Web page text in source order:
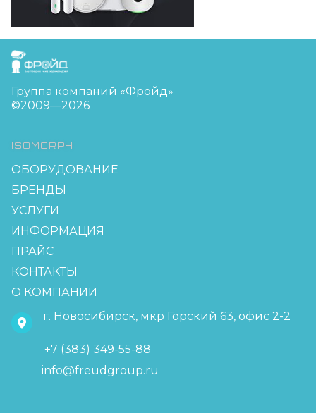
FreudGroup
Группа компаний «Фройд»
©2009—2026
ISOMORPH
ОБОРУДОВАНИЕ
БРЕНДЫ
УСЛУГИ
ИНФОРМАЦИЯ
ПРАЙС
КОНТАКТЫ
О КОМПАНИИ
г. Новосибирск, мкр Горский 63, офис 2-2
+7 (383) 349-55-88
info@freudgroup.ru